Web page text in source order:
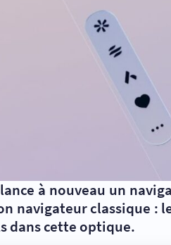
à nouveau un
navigateur classique :
dans cette optique.